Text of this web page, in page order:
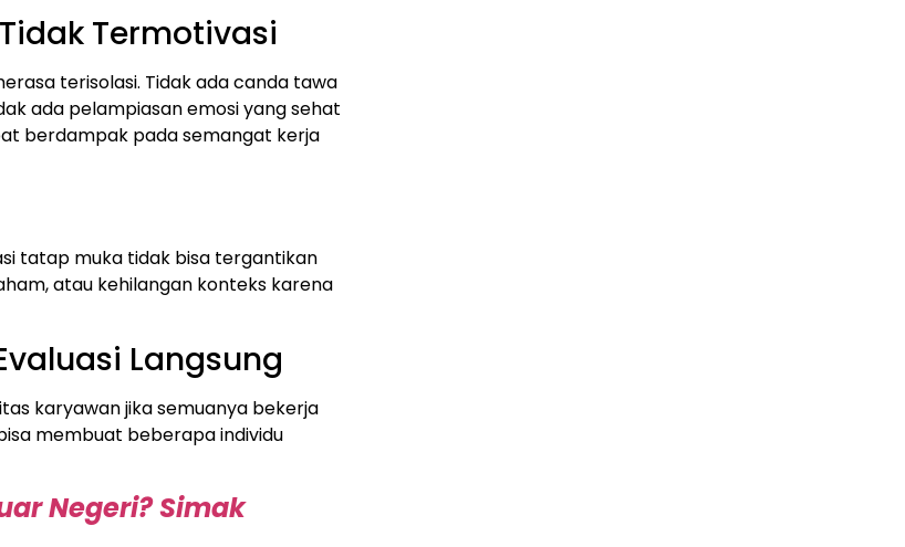
Termotivasi
terisolasi. Tidak ada canda tawa
ada pelampiasan emosi yang sehat
berdampak pada semangat kerja
tatap muka tidak bisa tergantikan
atau kehilangan konteks karena
Langsung
karyawan jika semuanya bekerja
membuat beberapa individu
Negeri? Simak